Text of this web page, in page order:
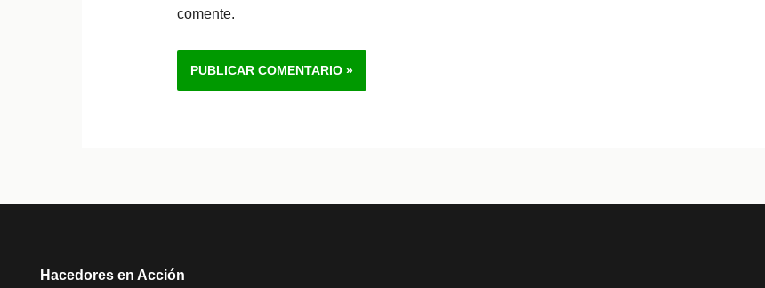
comente.
Hacedores en Acción